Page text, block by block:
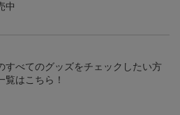
中
すべてのグッズをチェックしたい方
覧はこちら！